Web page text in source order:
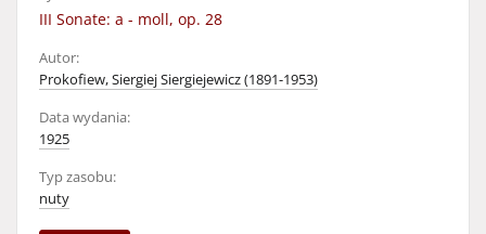
III Sonate: a - moll, op. 28
Autor:
Prokofiew, Siergiej Siergiejewicz (1891-1953)
Data wydania:
1925
Typ zasobu:
nuty